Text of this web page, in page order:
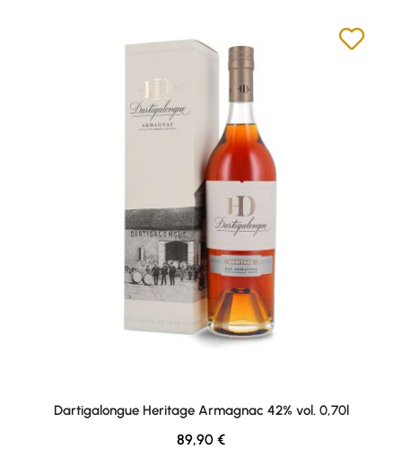
Dartigalongue Heritage Armagnac 42% vol. 0,70l
Regulärer Preis:
89,90 €